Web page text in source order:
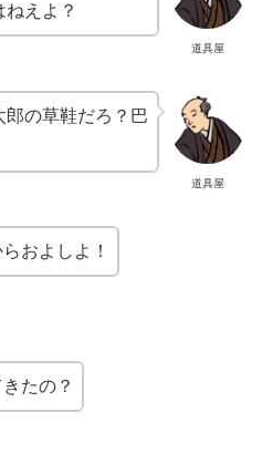
道具屋
えよ？
道具屋
の草鞋だろ？巴
およしよ！
たの？